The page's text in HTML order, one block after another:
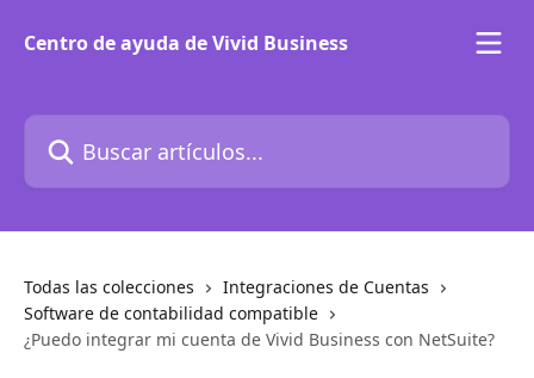
Centro de ayuda de Vivid Business
Buscar artículos...
Todas las colecciones
Integraciones de Cuentas
Software de contabilidad compatible
¿Puedo integrar mi cuenta de Vivid Business con NetSuite?